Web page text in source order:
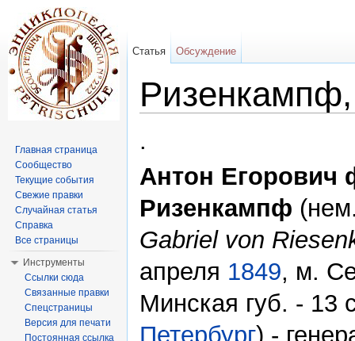
.
Антон Егорович
Ризенкампф
Gabriel von
апреля 1849, м.
Минская губ. - 13
Петербург) -
Статья Обсуждение
Главная страница
Сообщество
Текущие события
Свежие правки
Случайная статья
Справка
Все страницы
Инструменты
Ссылки сюда
Связанные правки
Спецстраницы
Версия для печати
Постоянная ссылка